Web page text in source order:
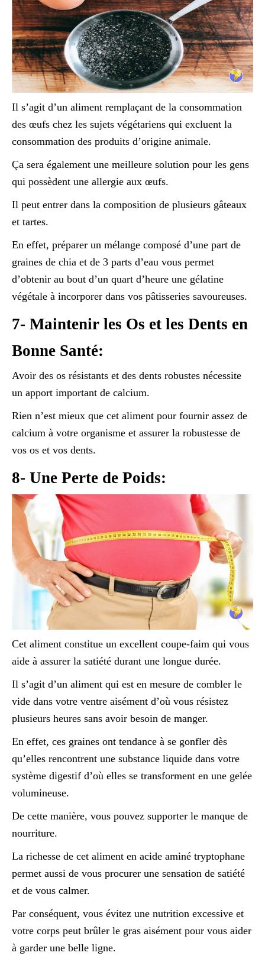
Il s’agit d’un aliment remplaçant de la consommation
des œufs chez les sujets végétariens qui excluent la
consommation des produits d’origine animale.
Ça sera également une meilleure solution pour les gens
qui possèdent une allergie aux œufs.
Il peut entrer dans la composition de plusieurs gâteaux
et tartes.
En effet, préparer un mélange composé d’une part de
graines de chia et de 3 parts d’eau vous permet
d’obtenir au bout d’un quart d’heure une gélatine
végétale à incorporer dans vos pâtisseries savoureuses.
7- Maintenir les Os et les Dents en
Bonne Santé:
Avoir des os résistants et des dents robustes nécessite
un apport important de calcium.
Rien n’est mieux que cet aliment pour fournir assez de
calcium à votre organisme et assurer la robustesse de
vos os et vos dents.
8- Une Perte de Poids:
Cet aliment constitue un excellent coupe-faim qui vous
aide à assurer la satiété durant une longue durée.
Il s’agit d’un aliment qui est en mesure de combler le
vide dans votre ventre aisément d’où vous résistez
plusieurs heures sans avoir besoin de manger.
En effet, ces graines ont tendance à se gonfler dès
qu’elles rencontrent une substance liquide dans votre
système digestif d’où elles se transforment en une gelée
volumineuse.
De cette manière, vous pouvez supporter le manque de
nourriture.
La richesse de cet aliment en acide aminé tryptophane
permet aussi de vous procurer une sensation de satiété
et de vous calmer.
Par conséquent, vous évitez une nutrition excessive et
votre corps peut brûler le gras aisément pour vous aider
à garder une belle ligne.